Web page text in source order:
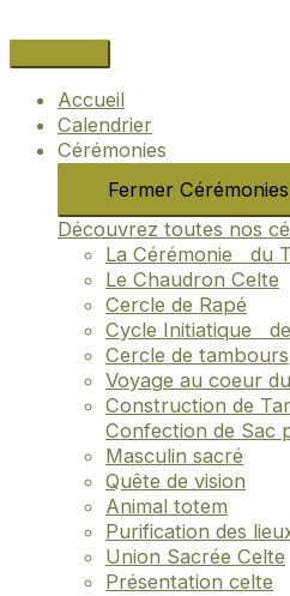
au
contenu
Accueil
Calendrier
Cérémonies
Fermer Cérémonies
Découvrez toutes nos
La Cérémonie du
Le Chaudron Celte
Cercle de Rapé
Cycle Initiatique de
Cercle de tambours
Voyage au coeur
Construction de
Confection de Sac
Masculin sacré
Quête de vision
Animal totem
Purification des
Union Sacrée Celte
Présentation celte
des
articles
Internet